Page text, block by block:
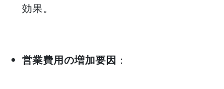
効果。
営業費用の増加要因 ：